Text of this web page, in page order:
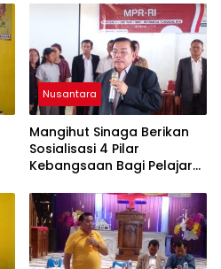
Nusantara
Mangihut Sinaga Berikan
Sosialisasi 4 Pilar
Kebangsaan Bagi Pelajar